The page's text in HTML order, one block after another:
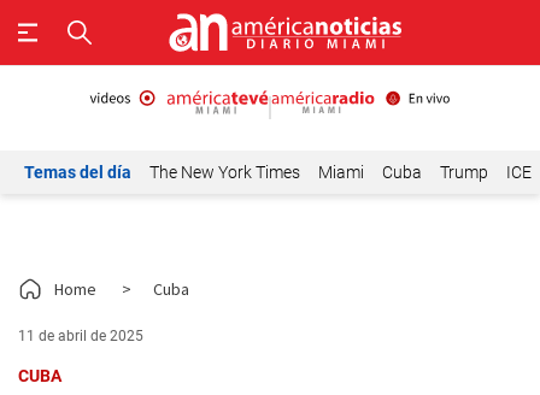
Temas del día The New York Times Miami Cuba Trump ICE
Home > Cuba
11 de abril de 2025
CUBA